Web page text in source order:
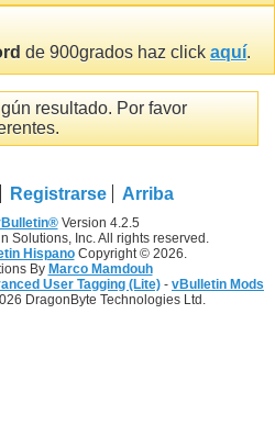
de 900grados haz click aquí.
resultado. Por favor
Registrarse Arriba
Version 4.2.5
Solutions, Inc. All rights reserved.
HispanoCopyright © 2026.
By Marco Mamdouh
User Tagging (Lite) - vBulletin Mods
DragonByte Technologies Ltd.